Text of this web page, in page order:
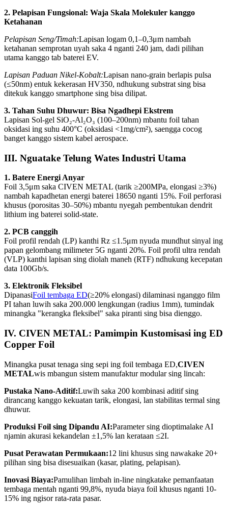
2. Pelapisan Fungsional: Waja Skala Molekuler kanggo
Ketahanan
Pelapisan Seng/Timah:Lapisan logam 0,1–0,3μm nambah
ketahanan semprotan uyah saka 4 nganti 240 jam, dadi pilihan
utama kanggo tab baterei EV.
Lapisan Paduan Nikel-Kobalt:Lapisan nano-grain berlapis pulsa
(≤50nm) entuk kekerasan HV350, ndhukung substrat sing bisa
ditekuk kanggo smartphone sing bisa dilipat.
3. Tahan Suhu Dhuwur: Bisa Ngadhepi Ekstrem
Lapisan Sol-gel SiO₂-Al₂O₃ (100–200nm) mbantu foil tahan
oksidasi ing suhu 400°C (oksidasi <1mg/cm²), saengga cocog
banget kanggo sistem kabel aerospace.
III. Nguatake Telung Wates Industri Utama
1. Batere Energi Anyar
Foil 3,5μm saka CIVEN METAL (tarik ≥200MPa, elongasi ≥3%)
nambah kapadhetan energi baterei 18650 nganti 15%. Foil perforasi
khusus (porositas 30–50%) mbantu nyegah pembentukan dendrit
lithium ing baterei solid-state.
2. PCB canggih
Foil profil rendah (LP) kanthi Rz ≤1.5μm nyuda mundhut sinyal ing
papan gelombang milimeter 5G nganti 20%. Foil profil ultra rendah
(VLP) kanthi lapisan sing diolah maneh (RTF) ndhukung kecepatan
data 100Gb/s.
3. Elektronik Fleksibel
DipanasiFoil tembaga ED(≥20% elongasi) dilaminasi nganggo film
PI tahan luwih saka 200.000 lengkungan (radius 1mm), tumindak
minangka "kerangka fleksibel" saka piranti sing bisa dienggo.
IV. CIVEN METAL: Pamimpin Kustomisasi ing ED
Copper Foil
Minangka pusat tenaga sing sepi ing foil tembaga ED,CIVEN
METALwis mbangun sistem manufaktur modular sing lincah:
Pustaka Nano-Aditif:Luwih saka 200 kombinasi aditif sing
dirancang kanggo kekuatan tarik, elongasi, lan stabilitas termal sing
dhuwur.
Produksi Foil sing Dipandu AI:Parameter sing dioptimalake AI
njamin akurasi kekandelan ±1,5% lan kerataan ≤2I.
Pusat Perawatan Permukaan:12 lini khusus sing nawakake 20+
pilihan sing bisa disesuaikan (kasar, plating, pelapisan).
Inovasi Biaya:Pamulihan limbah in-line ningkatake pemanfaatan
tembaga mentah nganti 99,8%, nyuda biaya foil khusus nganti 10-
15% ing ngisor rata-rata pasar.